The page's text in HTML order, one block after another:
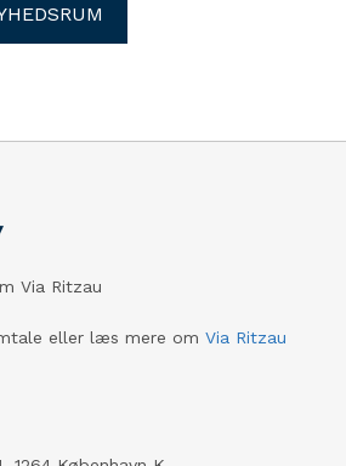
Via Ritzau
eller læs mere om Via Ritzau